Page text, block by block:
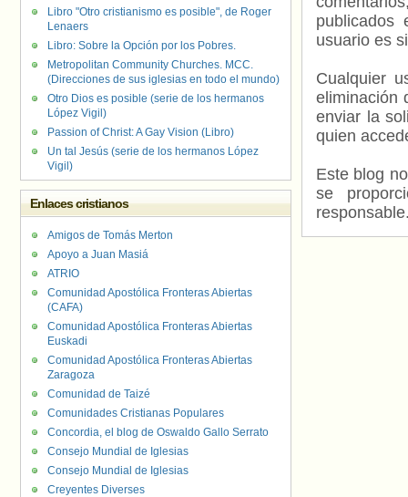
usuario es
Cualquier
eliminación
enviar la
quien
Este blog
se
Libro "Otro cristianismo es posible", de Roger
Lenaers
Libro: Sobre la Opción por los Pobres.
Metropolitan Community Churches. MCC.
(Direcciones de sus iglesias en todo el mundo)
Otro Dios es posible (serie de los hermanos
López Vigil)
Passion of Christ: A Gay Vision (Libro)
Un tal Jesús (serie de los hermanos López
Vigil)
Enlaces cristianos
Amigos de Tomás Merton
Apoyo a Juan Masiá
ATRIO
Comunidad Apostólica Fronteras Abiertas
(CAFA)
Comunidad Apostólica Fronteras Abiertas
Euskadi
Comunidad Apostólica Fronteras Abiertas
Zaragoza
Comunidad de Taizé
Comunidades Cristianas Populares
Concordia, el blog de Oswaldo Gallo Serrato
Consejo Mundial de Iglesias
Consejo Mundial de Iglesias
Creyentes Diverses